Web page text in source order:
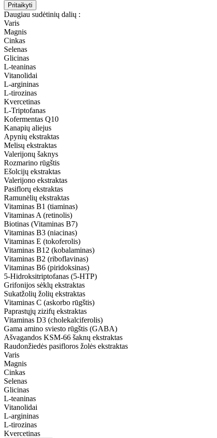
Pritaikyti
Daugiau sudėtinių dalių :
Varis
Magnis
Cinkas
Selenas
Glicinas
L-teaninas
Vitanolidai
L-argininas
L-tirozinas
Kvercetinas
L-Triptofanas
Kofermentas Q10
Kanapių aliejus
Apynių ekstraktas
Melisų ekstraktas
Valerijonų šaknys
Rozmarino rūgštis
Ešolcijų ekstraktas
Valerijono ekstraktas
Pasiflorų ekstraktas
Ramunėlių ekstraktas
Vitaminas B1 (tiaminas)
Vitaminas A (retinolis)
Biotinas (Vitaminas B7)
Vitaminas B3 (niacinas)
Vitaminas E (tokoferolis)
Vitaminas B12 (kobalaminas)
Vitaminas B2 (riboflavinas)
Vitaminas B6 (piridoksinas)
5-Hidroksitriptofanas (5-HTP)
Grifonijos sėklų ekstraktas
Sukatžolių žolių ekstraktas
Vitaminas C (askorbo rūgštis)
Paprastųjų zizifų ekstraktas
Vitaminas D3 (cholekalciferolis)
Gama amino sviesto rūgštis (GABA)
Ašvagandos KSM-66 šaknų ekstraktas
Raudonžiedės pasifloros žolės ekstraktas
Varis
Magnis
Cinkas
Selenas
Glicinas
L-teaninas
Vitanolidai
L-argininas
L-tirozinas
Kvercetinas